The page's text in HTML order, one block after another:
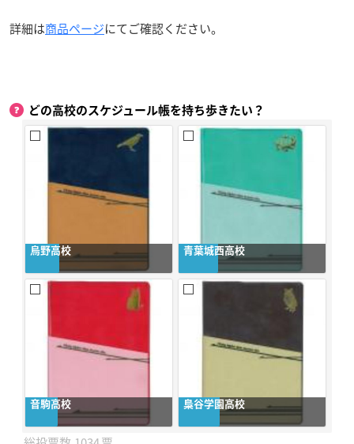
詳細は商品ページにてご確認ください。
どの高校のスケジュール帳を持ち歩きたい？
烏野高校 青葉城西高校
音駒高校 梟谷学園高校